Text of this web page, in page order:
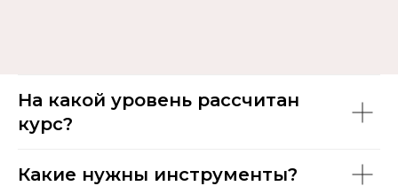
На какой уровень рассчитан
курс?
Какие нужны инструменты?